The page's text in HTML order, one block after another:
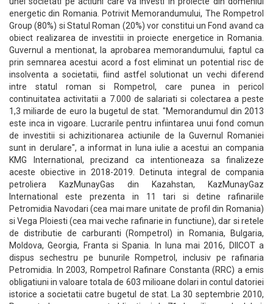
energetic din Romania. Potrivit Memorandumului, The Rompetrol
Group (80%) si Statul Roman (20%) vor constitui un Fond avand ca
obiect realizarea de investitii in proiecte energetice in Romania.
Guvernul a mentionat, la aprobarea memorandumului, faptul ca
prin semnarea acestui acord a fost eliminat un potential risc de
insolventa a societatii, fiind astfel solutionat un vechi diferend
intre statul roman si Rompetrol, care punea in pericol
continuitatea activitatii a 7.000 de salariati si colectarea a peste
1,3 miliarde de euro la bugetul de stat. "Memorandumul din 2013
este inca in vigoare. Lucrarile pentru infiintarea unui fond comun
de investitii si achizitionarea actiunile de la Guvernul Romaniei
sunt in derulare", a informat in luna iulie a acestui an compania
KMG International, precizand ca intentioneaza sa finalizeze
aceste obiective in 2018-2019. Detinuta integral de compania
petroliera KazMunayGas din Kazahstan, KazMunayGaz
International este prezenta in 11 tari si detine rafinariile
Petromidia Navodari (cea mai mare unitate de profil din Romania)
si Vega Ploiesti (cea mai veche rafinarie in functiune), dar si retele
de distributie de carburanti (Rompetrol) in Romania, Bulgaria,
Moldova, Georgia, Franta si Spania. In luna mai 2016, DIICOT a
dispus sechestru pe bunurile Rompetrol, inclusiv pe rafinaria
Petromidia. In 2003, Rompetrol Rafinare Constanta (RRC) a emis
obligatiuni in valoare totala de 603 milioane dolari in contul datoriei
istorice a societatii catre bugetul de stat. La 30 septembrie 2010,